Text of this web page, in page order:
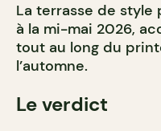
La terrasse de
à la mi-mai 2026,
tout au long du
l’automne.
Le verdict